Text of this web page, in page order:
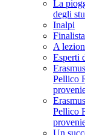
La
degli
Inalpi
A
Esperti
Pellico
Pellico